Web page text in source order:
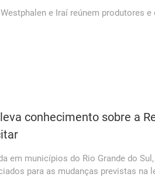
e Iraí reúnem produtores
conhecimento sobre a
em municípios do Rio Grande do
para as mudanças previstas na